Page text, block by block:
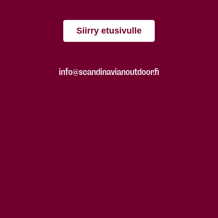
Siirry etusivulle
info@scandinavianoutdoor.fi